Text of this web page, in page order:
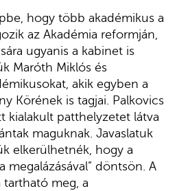
hogy több akadémikus a
az Akadémia reformján,
ugyanis a kabinet is
Maróth Miklós és
akik egyben a
Körének is tagjai. Palkovics
kialakult patthelyzetet látva
maguknak. Javaslatuk
elkerülhetnék, hogy a
megalázásával” döntsön. A
meg, a